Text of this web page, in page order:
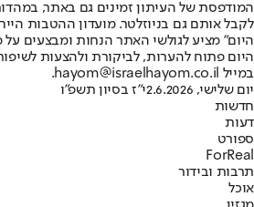
המודפסת של העיתון זמינים גם באתר,
לקבל אותם גם בניוזלטר. מועדון ההטבות
היום" מציע לגולשי האתר הנחות ומבצעים על
היום פתוח להערות, לביקורת ולהצעות
במייל hayom@israelhayom.co.il.
יום שלישי, 2.6.2026
י"ז בסיון תשפ"ו
חדשות
דעות
ספורט
ForReal
תרבות ובידור
אוכל